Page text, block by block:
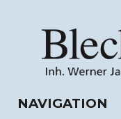
NAVIGATION